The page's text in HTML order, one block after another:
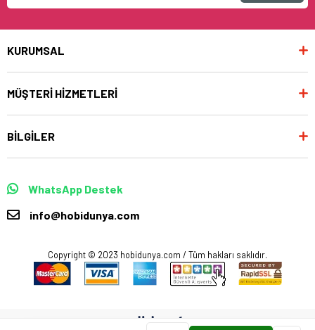
KURUMSAL
MÜŞTERİ HİZMETLERİ
BİLGİLER
WhatsApp Destek
info@hobidunya.com
Copyright © 2023 hobidunya.com / Tüm hakları saklıdır.